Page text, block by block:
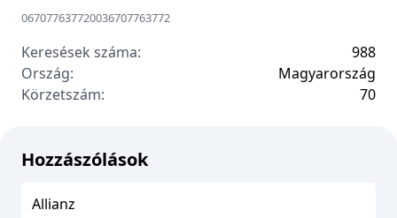
067077637720036707763772
Keresések száma:
988
Ország:
Magyarország
Körzetszám:
70
Hozzászólások
Allianz